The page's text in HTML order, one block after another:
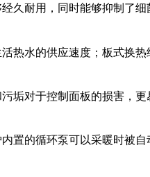
久耐用，同时能够抑制了细
热水的供应速度；板式换
垢对于控制面板的损害，更
置的循环泵可以采暖时被